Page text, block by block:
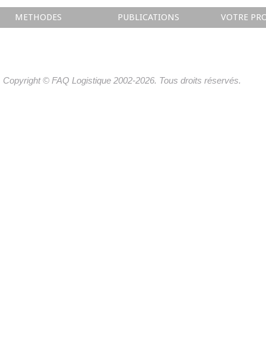
METHODES PUBLICATIONS VOTRE
Copyright © FAQ Logistique 2002-2026. Tous droits réservés.